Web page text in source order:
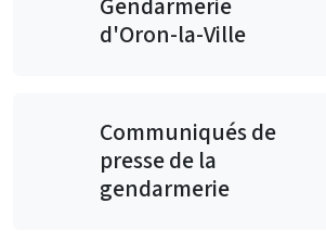
d'Oron-la-Ville
Communiqués de
presse de la
gendarmerie